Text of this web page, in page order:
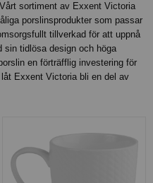
sortiment av Exxent Victoria
porslinsprodukter som passar
tillverkad för att uppnå
sin tidlösa design och höga
en förträfflig investering för
Exxent Victoria bli en del av